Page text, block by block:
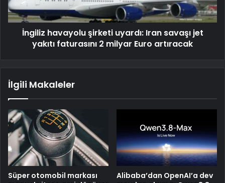
İngiliz havayolu şirketi uyardı: Iran savaşı jet
yakıtı faturasını 2 milyar Euro artıracak
İlgili Makaleler
Süper otomobil markası
Alibaba’dan OpenAI’a dev